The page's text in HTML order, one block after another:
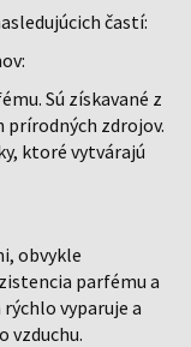
častí:
Sú získavané z
prírodných zdrojov.
ktoré vytvárajú
obvykle
parfému a
vyparuje a
vzduchu.